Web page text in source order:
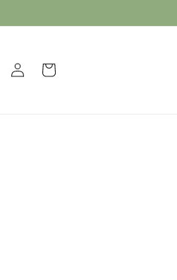
Prijava Košarica